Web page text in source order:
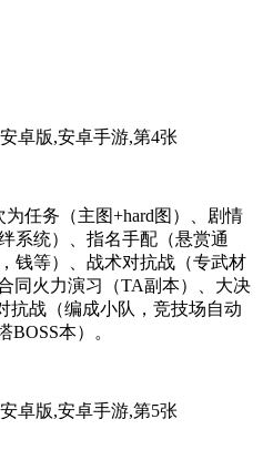
任务（主图+hard图）、剧情
系统）、指名手配（悬赏通
钱等）、战术对抗战（专武材
同火力演习（TA副本）、大决
抗战（编成小队，竞技场自动
本）。